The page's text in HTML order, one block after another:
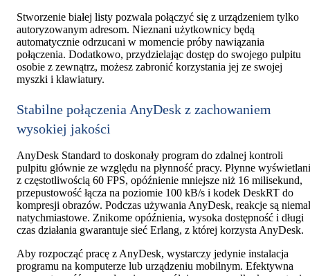
Stworzenie białej listy pozwala połączyć się z urządzeniem tylko
autoryzowanym adresom. Nieznani użytkownicy będą
automatycznie odrzucani w momencie próby nawiązania
połączenia. Dodatkowo, przydzielając dostęp do swojego pulpitu
osobie z zewnątrz, możesz zabronić korzystania jej ze swojej
myszki i klawiatury.
Stabilne połączenia AnyDesk z zachowaniem
wysokiej jakości
AnyDesk Standard to doskonały program do zdalnej kontroli
pulpitu głównie ze względu na płynność pracy. Płynne
z częstotliwością 60 FPS, opóźnienie mniejsze niż 16 milisekund,
przepustowość łącza na poziomie 100 kB/s i kodek DeskRT do
kompresji obrazów. Podczas używania AnyDesk, reakcje są niemal
natychmiastowe. Znikome opóźnienia, wysoka dostępność i długi
czas działania gwarantuje sieć Erlang, z której korzysta AnyDesk.
Aby rozpocząć pracę z AnyDesk, wystarczy jedynie instalacja
programu na komputerze lub urządzeniu mobilnym. Efektywna